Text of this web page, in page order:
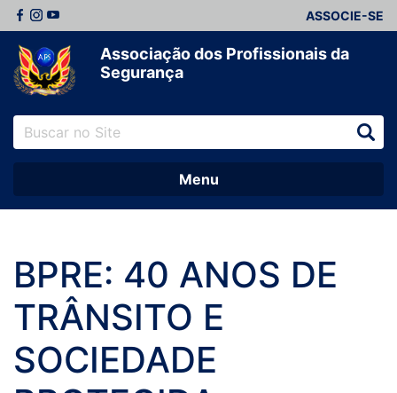
ASSOCIE-SE
Associação dos Profissionais da
Segurança
Menu
BPRE: 40 ANOS DE
TRÂNSITO E
SOCIEDADE